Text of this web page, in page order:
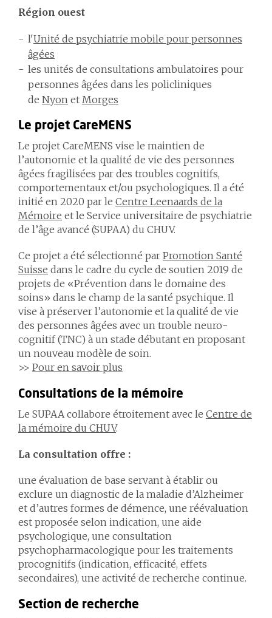
Région ouest
l'Unité de psychiatrie mobile pour personnes
âgées
les unités de consultations ambulatoires pour
personnes âgées dans les policliniques
de Nyon et Morges
Le projet CareMENS
Le projet CareMENS vise le maintien de
l’autonomie et la qualité de vie des personnes
âgées fragilisées par des troubles cognitifs,
comportementaux et/ou psychologiques. Il a été
initié en 2020 par le Centre Leenaards de la
Mémoire et le Service universitaire de psychiatrie
de l’âge avancé (SUPAA) du CHUV.
Ce projet a été sélectionné par Promotion Santé
Suisse dans le cadre du cycle de soutien 2019 de
projets de «Prévention dans le domaine des
soins» dans le champ de la santé psychique. Il
vise à préserver l’autonomie et la qualité de vie
des personnes âgées avec un trouble neuro-
cognitif (TNC) à un stade débutant en proposant
un nouveau modèle de soin.
>> Pour en savoir plus
Consultations de la mémoire
Le SUPAA collabore étroitement avec le Centre de
la mémoire du CHUV.
La consultation offre :
une évaluation de base servant à établir ou
exclure un diagnostic de la maladie d’Alzheimer
et d’autres formes de démence, une réévaluation
est proposée selon indication, une aide
psychologique, une consultation
psychopharmacologique pour les traitements
procognitifs (indication, efficacité, effets
secondaires), une activité de recherche continue.
Section de recherche